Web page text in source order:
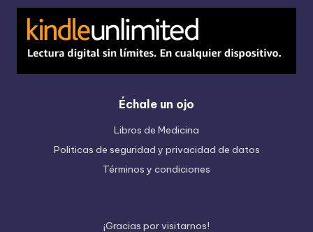
Échale un ojo
Libros de Medicina
Politicas de seguridad y privacidad de datos
Términos y condiciones
¡Gracias porvisitarnos!